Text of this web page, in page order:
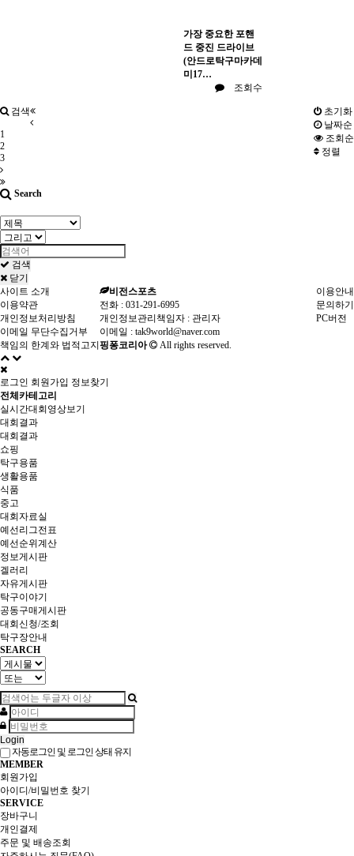
가장 중요한 포핸
드 중진 드라이브
(안드로탁구마카데
미17…
조회수
초기화
날짜순
조회순
정렬
검색
1
2
3
Search
검색
닫기
사이트 소개
이용약관
개인정보처리방침
이메일 무단수집거부
책임의 한계와 법적고지
이용안내
문의하기
PC버전
비전스포츠
전화 : 031-291-6995
개인정보관리책임자 : 관리자
이메일 : tak9world@naver.com
핑퐁코리아
All rights reserved.
로그인 회원가입 정보찾기
전체카테고리
실시간대회영상보기
대회결과
대회결과
쇼핑
탁구용품
생활용품
식품
중고
대회자료실
예선리그전표
예선순위계산
정보게시판
겔러리
자유게시판
탁구이야기
공동구매게시판
대회신청/조회
탁구장안내
SEARCH
Login
자동로그인 및 로그인 상태 유지
MEMBER
회원가입
아이디/비밀번호 찾기
SERVICE
장바구니
개인결제
주문 및 배송조회